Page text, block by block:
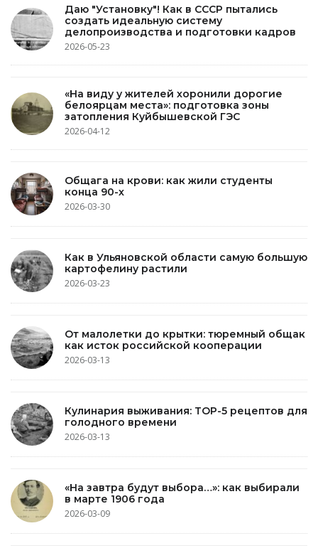
Даю "Установку"! Как в СССР пытались
создать идеальную систему
делопроизводства и подготовки кадров
2026-05-23
«На виду у жителей хоронили дорогие
белоярцам места»: подготовка зоны
затопления Куйбышевской ГЭС
2026-04-12
Общага на крови: как жили студенты
конца 90-х
2026-03-30
Как в Ульяновской области самую большую
картофелину растили
2026-03-23
От малолетки до крытки: тюремный общак
как исток российской кооперации
2026-03-13
Кулинария выживания: TOP-5 рецептов для
голодного времени
2026-03-13
«На завтра будут выбора…»: как выбирали
в марте 1906 года
2026-03-09